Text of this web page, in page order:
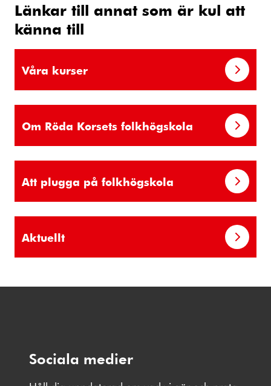
Länkar till annat som är kul att
känna till
Våra kurser
Om Röda Korsets folkhögskola
Att plugga på folkhögskola
Aktuellt
Sociala medier